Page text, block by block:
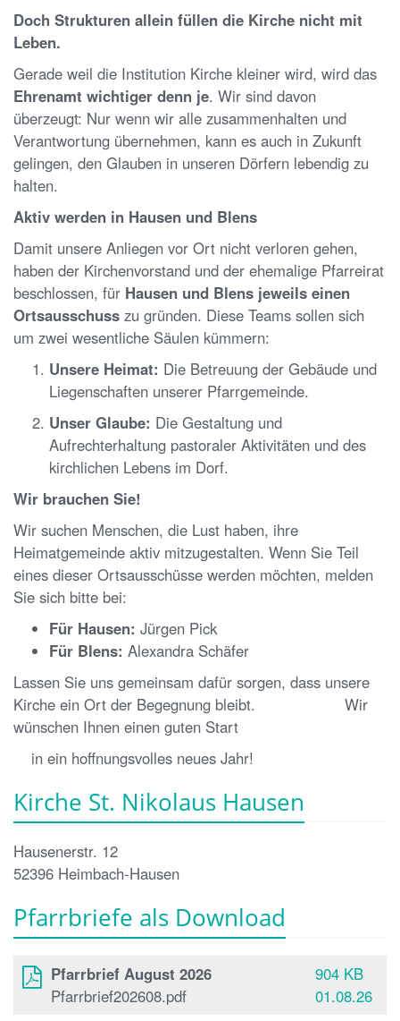
Doch Strukturen allein füllen die Kirche nicht mit
Leben.
Gerade weil die Institution Kirche kleiner wird, wird das
Ehrenamt wichtiger denn je. Wir sind davon
überzeugt: Nur wenn wir alle zusammenhalten und
Verantwortung übernehmen, kann es auch in Zukunft
gelingen, den Glauben in unseren Dörfern lebendig zu
halten.
Aktiv werden in Hausen und Blens
Damit unsere Anliegen vor Ort nicht verloren gehen,
haben der Kirchenvorstand und der ehemalige Pfarreirat
beschlossen, für Hausen und Blens jeweils einen
Ortsausschuss zu gründen. Diese Teams sollen sich
um zwei wesentliche Säulen kümmern:
Unsere Heimat: Die Betreuung der Gebäude und
Liegenschaften unserer Pfarrgemeinde.
Unser Glaube: Die Gestaltung und
Aufrechterhaltung pastoraler Aktivitäten und des
kirchlichen Lebens im Dorf.
Wir brauchen Sie!
Wir suchen Menschen, die Lust haben, ihre
Heimatgemeinde aktiv mitzugestalten. Wenn Sie Teil
eines dieser Ortsausschüsse werden möchten, melden
Sie sich bitte bei:
Für Hausen: Jürgen Pick
Für Blens: Alexandra Schäfer
Lassen Sie uns gemeinsam dafür sorgen, dass unsere
Kirche ein Ort der Begegnung bleibt. Wir
wünschen Ihnen einen guten Start
in ein hoffnungsvolles neues Jahr!
Kirche St. Nikolaus Hausen
Hausenerstr. 12
52396 Heimbach-Hausen
Pfarrbriefe als Download
Pfarrbrief August 2026
Pfarrbrief202608.pdf
904 KB
01.08.26